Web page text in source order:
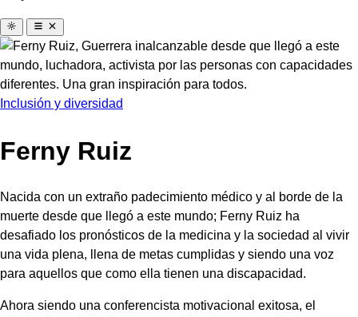
Inclusión y diversidad
Ferny Ruiz
Nacida con un extraño padecimiento médico y al borde de la
muerte desde que llegó a este mundo; Ferny Ruiz ha
desafiado los pronósticos de la medicina y la sociedad al vivir
una vida plena, llena de metas cumplidas y siendo una voz
para aquellos que como ella tienen una discapacidad.
Ahora siendo una conferencista motivacional exitosa, el